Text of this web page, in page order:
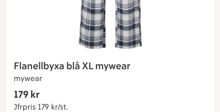
Flanellbyxa blå XL mywear
mywear
179 kr
Jfrpris 179 kr/st.